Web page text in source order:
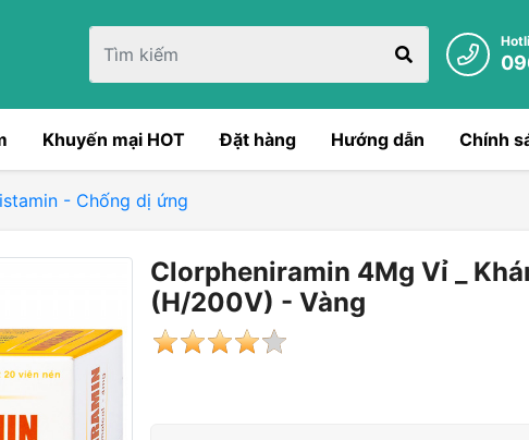
Khuyến mại HOT Đặt hàng Hướng dẫn Chính
- Chống dị ứng
Clorpheniramin 4Mg Vỉ _
(H/200V) - Vàng